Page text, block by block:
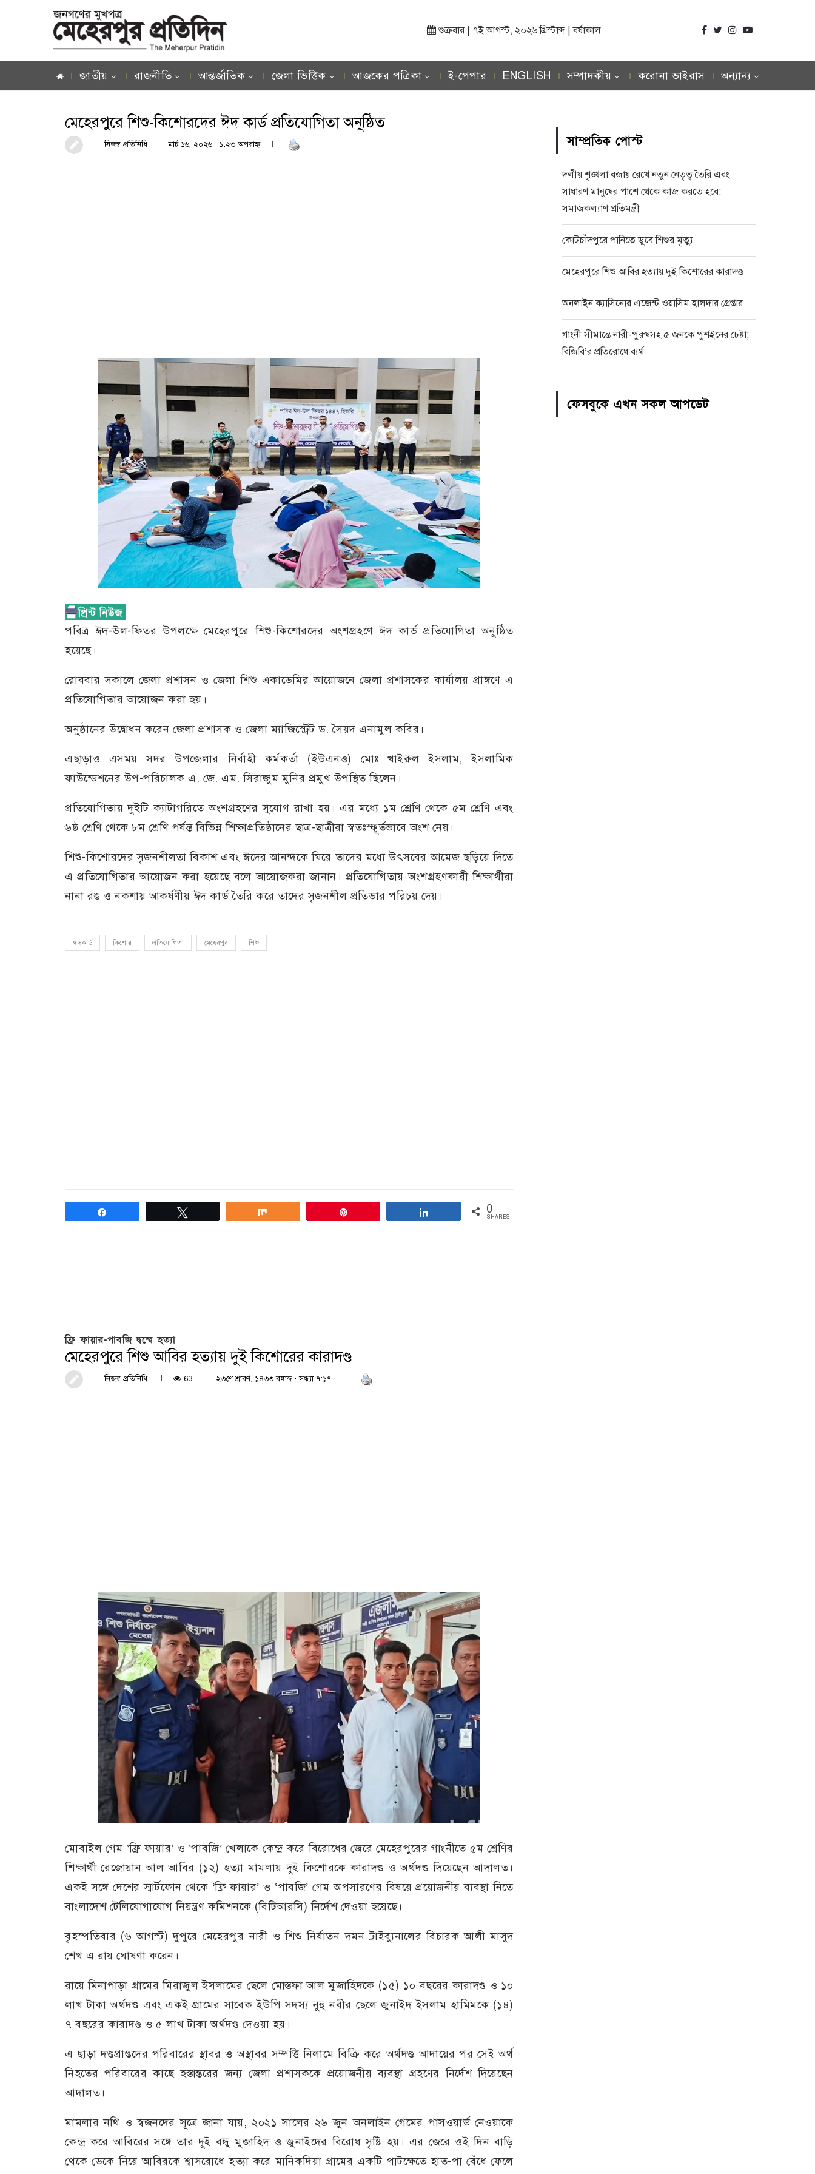
শুক্রবার | ৭ই আগস্ট, ২০২৬ খ্রিস্টাব্দ | বর্ষাকাল
জাতীয় রাজনীতি আন্তর্জাতিক জেলা ভিত্তিক আজকের পত্রিকা ই-পেপার ENGLISH সম্পাদকীয় করোনা ভাইরাস অন্যান্য
মেহেরপুরে শিশু-কিশোরদের ঈদ কার্ড প্রতিযোগিতা অনুষ্ঠিত
নিজস্ব প্রতিনিধি মার্চ ১৬, ২০২৬ · ১:২৩ অপরাহ্ণ
পবিত্র ঈদ-উল-ফিতর উপলক্ষে মেহেরপুরে শিশু-কিশোরদের অংশগ্রহণে ঈদ কার্ড প্রতিযোগিতা অনুষ্ঠিত
হয়েছে।
রোববার সকালে জেলা প্রশাসন ও জেলা শিশু একাডেমির আয়োজনে জেলা প্রশাসকের কার্যালয় প্রাঙ্গণে এ
প্রতিযোগিতার আয়োজন করা হয়।
অনুষ্ঠানের উদ্বোধন করেন জেলা প্রশাসক ও জেলা ম্যাজিস্ট্রেট ড. সৈয়দ এনামুল কবির।
এছাড়াও এসময় সদর উপজেলার নির্বাহী কর্মকর্তা (ইউএনও) মোঃ খাইরুল ইসলাম, ইসলামিক
ফাউন্ডেশনের উপ-পরিচালক এ. জে. এম. সিরাজুম মুনির প্রমুখ উপস্থিত ছিলেন।
প্রতিযোগিতায় দুইটি ক্যাটাগরিতে অংশগ্রহণের সুযোগ রাখা হয়। এর মধ্যে ১ম শ্রেণি থেকে ৫ম শ্রেণি এবং
৬ষ্ঠ শ্রেণি থেকে ৮ম শ্রেণি পর্যন্ত বিভিন্ন শিক্ষাপ্রতিষ্ঠানের ছাত্র-ছাত্রীরা স্বতঃস্ফূর্তভাবে অংশ নেয়।
শিশু-কিশোরদের সৃজনশীলতা বিকাশ এবং ঈদের আনন্দকে ঘিরে তাদের মধ্যে উৎসবের আমেজ ছড়িয়ে দিতে
এ প্রতিযোগিতার আয়োজন করা হয়েছে বলে আয়োজকরা জানান। প্রতিযোগিতায় অংশগ্রহণকারী শিক্ষার্থীরা
নানা রঙ ও নকশায় আকর্ষণীয় ঈদ কার্ড তৈরি করে তাদের সৃজনশীল প্রতিভার পরিচয় দেয়।
ঈদকার্ড কিশোর প্রতিযোগিতা মেহেরপুর শিশু
0
SHARES
ফ্রি ফায়ার-পাবজি দ্বন্দ্বে হত্যা
মেহেরপুরে শিশু আবির হত্যায় দুই কিশোরের কারাদণ্ড
নিজস্ব প্রতিনিধি 63 ২৩শে শ্রাবণ, ১৪৩৩ বঙ্গাব্দ · সন্ধ্যা ৭:১৭
মোবাইল গেম ‘ফ্রি ফায়ার’ ও ‘পাবজি’ খেলাকে কেন্দ্র করে বিরোধের জেরে মেহেরপুরের গাংনীতে ৫ম শ্রেণির
শিক্ষার্থী রেজোয়ান আল আবির (১২) হত্যা মামলায় দুই কিশোরকে কারাদণ্ড ও অর্থদণ্ড দিয়েছেন আদালত।
একই সঙ্গে দেশের স্মার্টফোন থেকে ‘ফ্রি ফায়ার’ ও ‘পাবজি’ গেম অপসারণের বিষয়ে প্রয়োজনীয় ব্যবস্থা নিতে
বাংলাদেশ টেলিযোগাযোগ নিয়ন্ত্রণ কমিশনকে (বিটিআরসি) নির্দেশ দেওয়া হয়েছে।
বৃহস্পতিবার (৬ আগস্ট) দুপুরে মেহেরপুর নারী ও শিশু নির্যাতন দমন ট্রাইব্যুনালের বিচারক আলী মাসুদ
শেখ এ রায় ঘোষণা করেন।
রায়ে মিনাপাড়া গ্রামের মিরাজুল ইসলামের ছেলে মোস্তফা আল মুজাহিদকে (১৫) ১০ বছরের কারাদণ্ড ও ১০
লাখ টাকা অর্থদণ্ড এবং একই গ্রামের সাবেক ইউপি সদস্য নুহু নবীর ছেলে জুনাইদ ইসলাম হামিমকে (১৪)
৭ বছরের কারাদণ্ড ও ৫ লাখ টাকা অর্থদণ্ড দেওয়া হয়।
এ ছাড়া দণ্ডপ্রাপ্তদের পরিবারের স্থাবর ও অস্থাবর সম্পত্তি নিলামে বিক্রি করে অর্থদণ্ড আদায়ের পর সেই অর্থ
নিহতের পরিবারের কাছে হস্তান্তরের জন্য জেলা প্রশাসককে প্রয়োজনীয় ব্যবস্থা গ্রহণের নির্দেশ দিয়েছেন
আদালত।
মামলার নথি ও স্বজনদের সূত্রে জানা যায়, ২০২১ সালের ২৬ জুন অনলাইন গেমের পাসওয়ার্ড নেওয়াকে
কেন্দ্র করে আবিরের সঙ্গে তার দুই বন্ধু মুজাহিদ ও জুনাইদের বিরোধ সৃষ্টি হয়। এর জেরে ওই দিন বাড়ি
থেকে ডেকে নিয়ে আবিরকে শ্বাসরোধে হত্যা করে মানিকদিয়া গ্রামের একটি পাটক্ষেতে হাত-পা বেঁধে ফেলে
সাম্প্রতিক পোস্ট
দলীয় শৃঙ্খলা বজায় রেখে নতুন নেতৃত্ব তৈরি এবং
সাধারণ মানুষের পাশে থেকে কাজ করতে হবে:
সমাজকল্যাণ প্রতিমন্ত্রী
কোটচাঁদপুরে পানিতে ডুবে শিশুর মৃত্যু
মেহেরপুরে শিশু আবির হত্যায় দুই কিশোরের কারাদণ্ড
অনলাইন ক্যাসিনোর এজেন্ট ওয়াসিম হালদার গ্রেপ্তার
গাংনী সীমান্তে নারী-পুরুষসহ ৫ জনকে পুশইনের চেষ্টা;
বিজিবি’র প্রতিরোধে ব্যর্থ
ফেসবুকে এখন সকল আপডেট